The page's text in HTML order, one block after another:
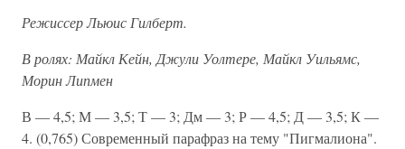
Режиссер Льюис Гилберт.
В ролях: Майкл Кейн, Джули Уолтере, Майкл Уильямс,
Морин Липмен
В — 4,5; М — 3,5; Т — 3; Дм — 3; Р — 4,5; Д — 3,5; К —
4. (0,765) Современный парафраз на тему "Пигмалиона".